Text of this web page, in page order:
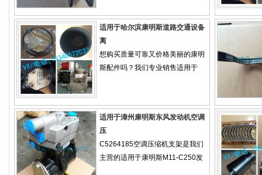
适用于哈尔滨康明斯道路交通设备
离
想购买质量可靠又价格美丽的康明
斯配件吗？我们专业销售适用于
适用于漳州康明斯东风发动机空调
压
C5264185空调压缩机支架是我们
主营的适用于康明斯M11-C250发